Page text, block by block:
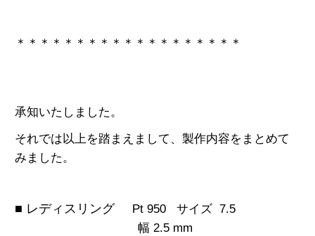
＊＊＊＊＊＊＊＊＊＊＊＊＊＊＊＊＊＊＊
承知いたしました。
それでは以上を踏まえまして、製作内容をまとめて
みました。
■ レディスリング Pt 950
サイズ 7.5
幅 2.5 mm